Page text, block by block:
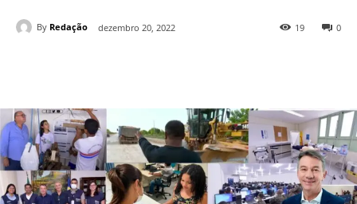
By Redação dezembro 20, 2022 0
19